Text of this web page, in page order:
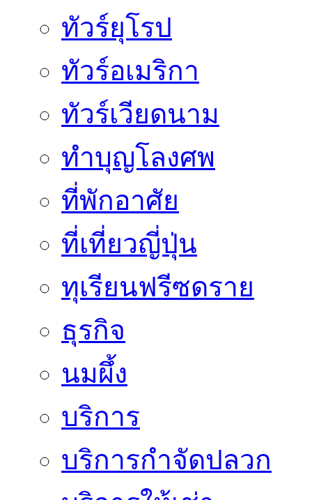
ทัวร์ยุโรป
ทัวร์อเมริกา
ทัวร์เวียดนาม
ทำบุญโลงศพ
ที่พักอาศัย
ที่เที่ยวญี่ปุ่น
ทุเรียนฟรีซดราย
ธุรกิจ
นมผึ้ง
บริการ
บริการกำจัดปลวก